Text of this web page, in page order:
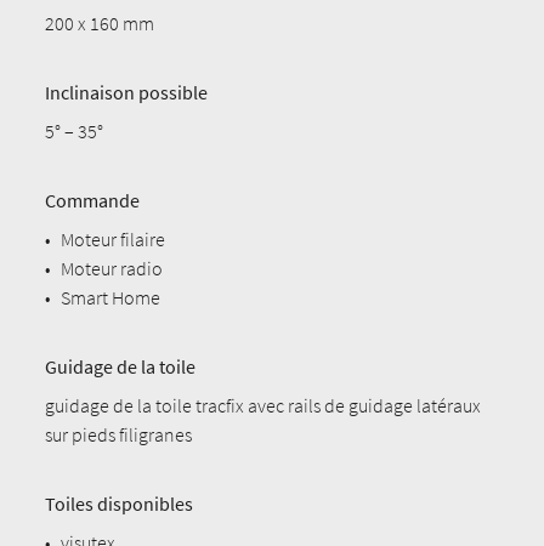
200 x 160 mm
Inclinaison possible
5° – 35°
Commande
• Moteur filaire
• Moteur radio
• Smart Home
Guidage de la toile
guidage de la toile tracfix avec rails de guidage latéraux
sur pieds filigranes
Toiles disponibles